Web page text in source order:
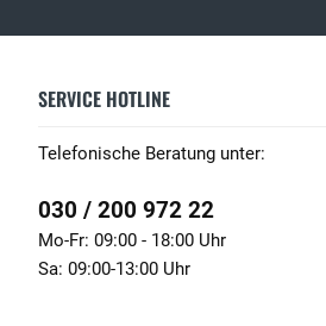
SERVICE HOTLINE
Telefonische Beratung unter:
030 / 200 972 22
Mo-Fr: 09:00 - 18:00 Uhr
Sa: 09:00-13:00 Uhr